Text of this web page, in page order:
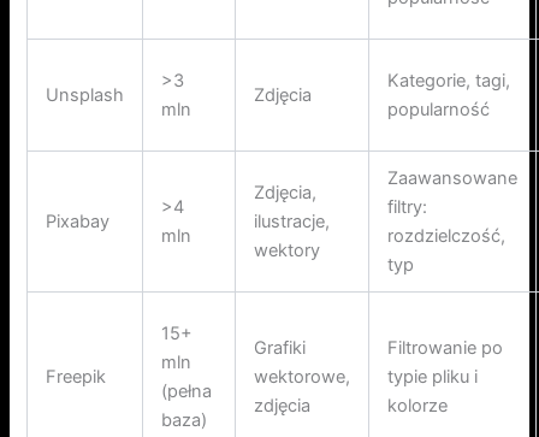
Unsplash
>3
mln
Zdjęcia
Kategorie, tagi,
popularność
Pixabay
>4
mln
Zdjęcia,
ilustracje,
wektory
Zaawansowane
filtry:
rozdzielczość,
typ
Freepik
15+
mln
(pełna
baza)
Grafiki
wektorowe,
zdjęcia
Filtrowanie po
typie pliku i
kolorze